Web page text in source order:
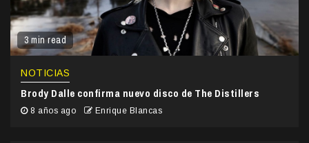
3 min read
NOTICIAS
Brody Dalle confirma nuevo disco de The Distillers
8 años ago Enrique Blancas